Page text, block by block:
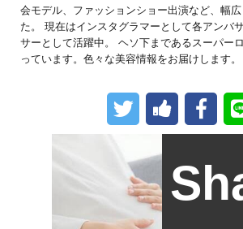
会モデル、ファッションショー出演など、幅
た。 現在はインスタグラマーとして各アンバ
サーとして活躍中。 ヘソ下まであるスーパー
っています。色々な美容情報をお届けします。